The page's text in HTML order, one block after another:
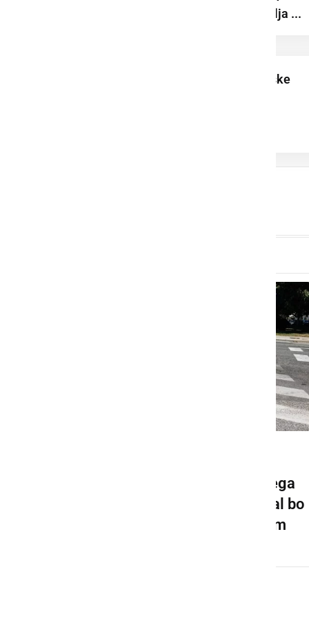
turizmu ter pripravlja ...
Poletne krvodajalske
Pričela se bo gradnja novega
krožišča v Ljutomeru, veljal bo
spremenjen prometni režim